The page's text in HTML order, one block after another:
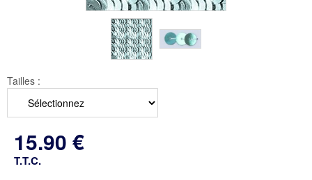
Tailles :
15.90 €
T.T.C.